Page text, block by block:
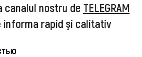
canalul nostru de TELEGRAM
informa rapid şi calitativ